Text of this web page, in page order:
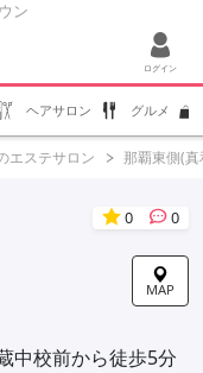
ン
ログイン
ヘアサロン グルメ
エステサロン 那覇東側(
0 0
MAP
中校前から徒歩5分